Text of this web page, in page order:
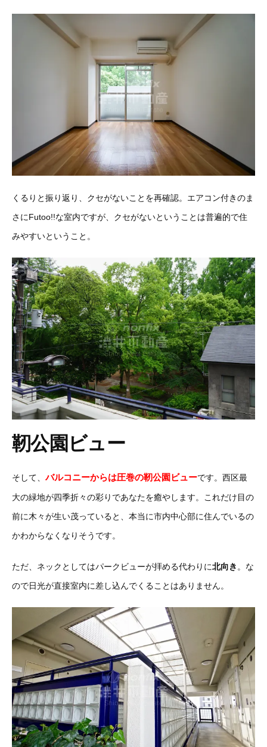
くるりと振り返り、クセがないことを再確認。エアコン付きのま
さにFutoo!!な室内ですが、クセがないということは普遍的で住
みやすいということ。
靭公園ビュー
そして、バルコニーからは圧巻の靭公園ビューです。西区最
大の緑地が四季折々の彩りであなたを癒やします。これだけ目の
前に木々が生い茂っていると、本当に市内中心部に住んでいるの
かわからなくなりそうです。
ただ、ネックとしてはパークビューが拝める代わりに北向き 。な
ので日光が直接室内に差し込んでくることはありません。